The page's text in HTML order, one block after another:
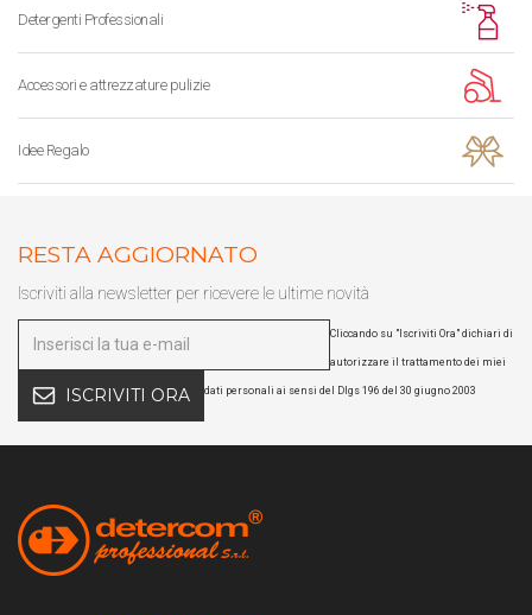
Detergenti Professionali
Accessori e attrezzature pulizie
Idee Regalo
RESTA AGGIORNATO
Iscriviti alla newsletter per ricevere le ultime novità
ISCRIVITI ORA
Cliccando su "Iscriviti Ora" dichiari di
autorizzare il trattamento dei miei
dati personali ai sensi del Dlgs 196 del 30 giugno 2003